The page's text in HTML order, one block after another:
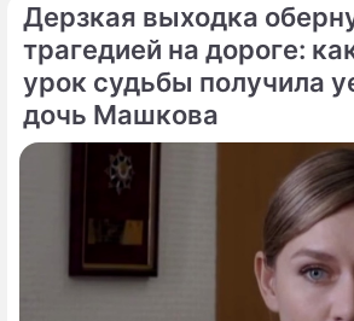
Дерзкая выходка
трагедией на дороге:
урок судьбы получила
дочь Машкова